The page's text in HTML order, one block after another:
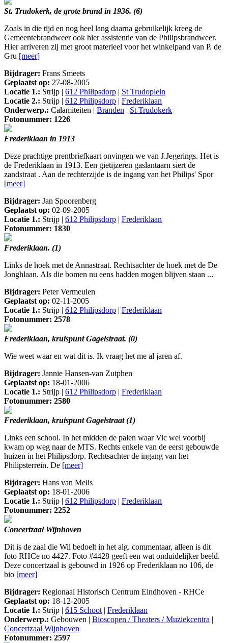
St. Trudokerk, de grote brand in 1936. (6)
Zoals in die tijd en nog heel lang daarna gebruikelijk kreeg de
Gemeentebrandweer ook hier assistentie van de Philipsbrandweer.
Hier arriveren zij met groot materieel voor het winkelpand van P. de
Gru [meer]
Bijdrager: Frans Smeets
Geplaatst op: 27-08-2005
Locatie 1.: Strijp | 612 Philipsdorp | St Trudoplein
Locatie 2.: Strijp | 612 Philipsdorp | Frederiklaan
Onderwerp.: Calamiteiten | Branden | St Trudokerk
Fotonummer: 1226
Frederiklaan in 1913
Deze prachtige prentbriefkaart onvingen we van J.Jegerings. Het is
de Frederiklaan in 1913. Een gietijzeren gaslantaarn siert de
zandstraat . Aan de rechterzijde is de ingang van het Philips' Spor
[meer]
Bijdrager: Jan Spoorenberg
Geplaatst op: 02-09-2005
Locatie 1.: Strijp | 612 Philipsdorp | Frederiklaan
Fotonummer: 1830
Frederiklaan. (1)
Links de hoek met de Annastraat. Rechtsachter de hoek met de De
Jonghlaan. Als die bomen nu eens hadden mogen blijven staan ...
Bijdrager: Peter Vermeulen
Geplaatst op: 02-11-2005
Locatie 1.: Strijp | 612 Philipsdorp | Frederiklaan
Fotonummer: 2578
Frederiklaan, kruispunt Gagelstraat. (0)
Wie weet waar en wat dit is. Ik vraag het me al jaren af.
Bijdrager: Jannie Hansen-van Zutphen
Geplaatst op: 18-01-2006
Locatie 1.: Strijp | 612 Philipsdorp | Frederiklaan
Fotonummer: 2580
Frederiklaan, kruispunt Gagelstraat (1)
Links een school. In het midden de palen waar Vic wel voorbij
kwam op weg naar de MTS. Rechts enkele van de eerst gebouwde
huizen in het Philipsdorp. Rechtsachter de ingang van het
Philipsterrein. De [meer]
Bijdrager: Hans van Melis
Geplaatst op: 18-01-2006
Locatie 1.: Strijp | 612 Philipsdorp | Frederiklaan
Fotonummer: 2252
Concertzaal Wijnhoven
Dit is de zaal die Wil bedoelt in het alg. commentaar, alleen is dit
foto RHCe no 4427. Foto #4428 geeft een wat onduidelijker beeld.
Deze concertzaal is gebouwd in 1926 op Frederiklaan no 106, de
bio [meer]
Bijdrager: Regionaal Historisch Centrum Eindhoven - RHCe
Geplaatst op: 18-12-2005
Locatie 1.: Strijp | 615 Schoot| Frederiklaan
Onderwerp.: Gebouwen | Bioscopen / Theaters / Muziekcentra |
Concertzaal Wijnhoven
Fotonummer: 2597